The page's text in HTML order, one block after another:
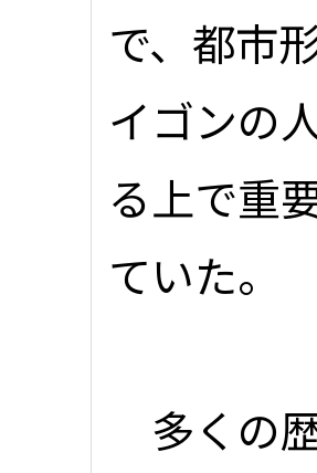
で、都市
イゴンの
る上で重
ていた。
多くの